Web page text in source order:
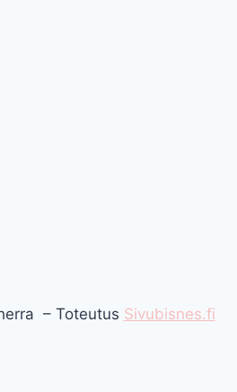
– Toteutus Sivubisnes.fi